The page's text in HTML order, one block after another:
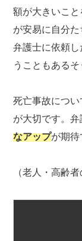
額が大きいこ
が安易に自分た
弁護士に依頼
うこともあるそ
死亡事故につ
が大切です。
なアップが期待
（老人・高齢